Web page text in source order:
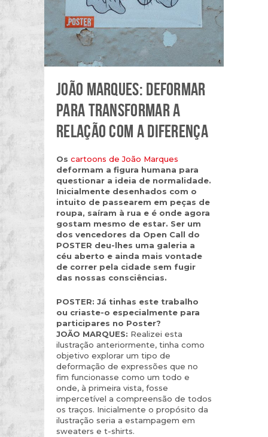
JOÃO MARQUES: DEFORMAR
PARA TRANSFORMAR A
RELAÇÃO COM A DIFERENÇA
Os cartoons de João Marques
deformam a figura humana para
questionar a ideia de normalidade.
Inicialmente desenhados com o
intuito de passearem em peças de
roupa, saíram à rua e é onde agora
gostam mesmo de estar. Ser um
dos vencedores da Open Call do
POSTER deu-lhes uma galeria a
céu aberto e ainda mais vontade
de correr pela cidade sem fugir
das nossas consciências.
POSTER: Já tinhas este trabalho
ou criaste-o especialmente para
participares no Poster?
JOÃO MARQUES: Realizei esta
ilustração anteriormente, tinha como
objetivo explorar um tipo de
deformação de expressões que no
fim funcionasse como um todo e
onde, à primeira vista, fosse
impercetível a compreensão de todos
os traços. Inicialmente o propósito da
ilustração seria a estampagem em
sweaters e t-shirts.